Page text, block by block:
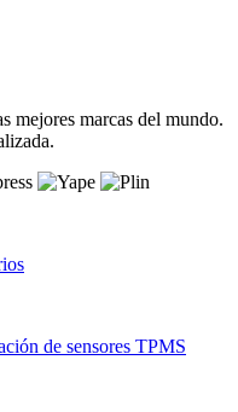
mejores marcas del mundo.
de sensores TPMS